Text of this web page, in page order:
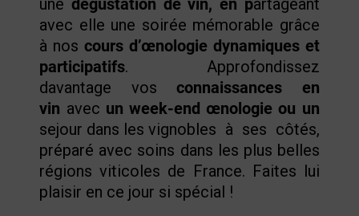
avec elle une soirée mémorable grâce
à noscours d’œnologie dynamiques et
participatifs. Approfondissez
davantage vosconnaissances en
vin avec unweek-end œnologie ou un
sejour dans les vignobles à ses côtés,
préparé avec soins dans les plus belles
régions viticoles de France. Faites lui
plaisir en ce jour si spécial !